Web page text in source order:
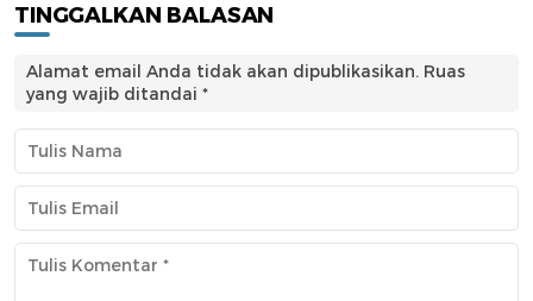
TINGGALKAN BALASAN
Alamat email Anda tidak akan dipublikasikan. Ruas
yang wajib ditandai *